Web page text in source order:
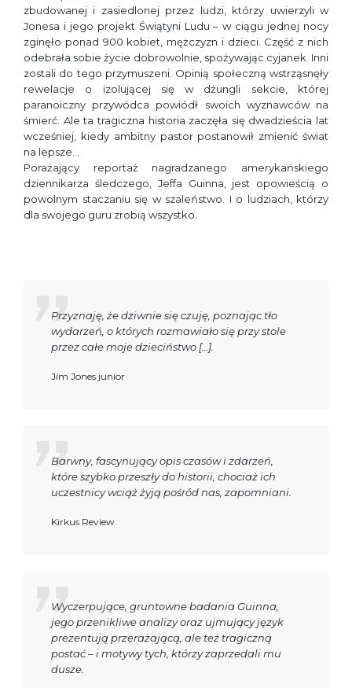
zbudowanej i zasiedlonej przez ludzi, którzy uwierzyli w
Jonesa i jego projekt Świątyni Ludu – w ciągu jednej nocy
zginęło ponad 900 kobiet, mężczyzn i dzieci. Część z nich
odebrała sobie życie dobrowolnie, spożywając cyjanek. Inni
zostali do tego przymuszeni. Opinią społeczną wstrząsnęły
rewelacje o izolującej się w dżungli sekcie, której
paranoiczny przywódca powiódł swoich wyznawców na
śmierć. Ale ta tragiczna historia zaczęła się dwadzieścia lat
wcześniej, kiedy ambitny pastor postanowił zmienić świat
na lepsze…
Porażający reportaż nagradzanego amerykańskiego
dziennikarza śledczego, Jeffa Guinna, jest opowieścią o
powolnym staczaniu się w szaleństwo. I o ludziach, którzy
dla swojego guru zrobią wszystko.
Przyznaję, że dziwnie się czuję, poznając tło
wydarzeń, o których rozmawiało się przy stole
przez całe moje dzieciństwo […].
Jim Jones junior
Barwny, fascynujący opis czasów i zdarzeń,
które szybko przeszły do historii, chociaż ich
uczestnicy wciąż żyją pośród nas, zapomniani.
Kirkus Review
Wyczerpujące, gruntowne badania Guinna,
jego przenikliwe analizy oraz ujmujący język
prezentują przerażającą, ale też tragiczną
postać – i motywy tych, którzy zaprzedali mu
dusze.